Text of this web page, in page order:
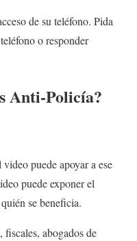
de su teléfono. Pida
o responder
Anti-Policía?
puede apoyar a ese
puede exponer el
se beneficia.
fiscales, abogados de